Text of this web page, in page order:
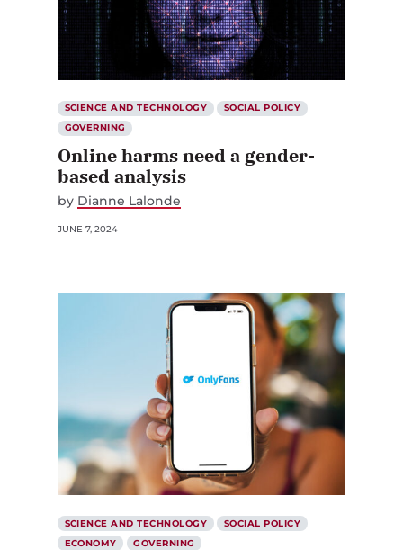
SCIENCE AND TECHNOLOGY
SOCIAL POLICY
GOVERNING
Online harms need a gender-
based analysis
by Dianne Lalonde
JUNE 7, 2024
SCIENCE AND TECHNOLOGY
SOCIAL POLICY
ECONOMY
GOVERNING